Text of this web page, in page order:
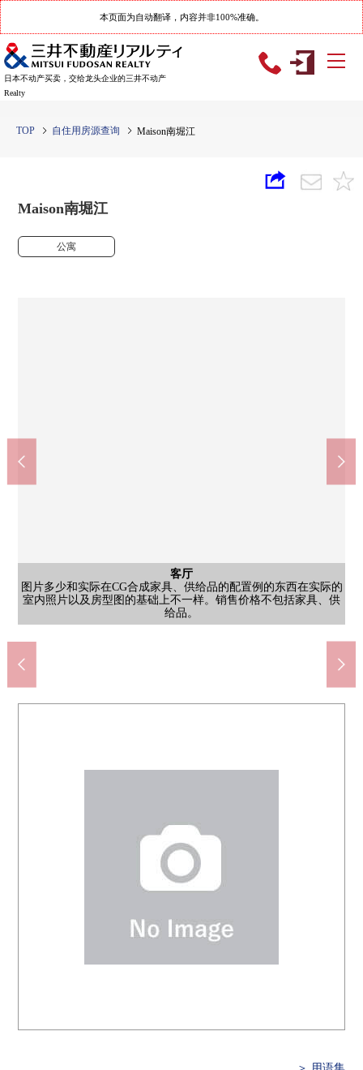
本页面为自动翻译，内容并非100%准确。
日本不动产买卖，交给龙头企业的三井不动产
Realty
TOP 自住用房源查询 Maison南堀江
Maison南堀江
公寓
客厅
图片多少和实际在CG合成家具、供给品的配置例的东西在实际的
室内照片以及房型图的基础上不一样。销售价格不包括家具、供
给品。
外观
大阪Metro千日前线西长堀站步行5分钟
院子
专用院子、有露天的2LDK住戸
院子
专用院子、有露天的2LDK住戸
客厅
图片，在实际的室内照片以及房型图的基础上，是在CG重新显现
的"空房翻新"，并且多少和实际不一样。
厨房
会话兴奋起来的开放式厨房。
洗脸
对盥洗台，有存储空间。
公共汽车
公共汽车
厕所
厕所
室内
图片多少和实际在CG合成家具、供给品的配置例的东西在实际的
室内照片以及房型图的基础上不一样。销售价格不包括家具、供
给品。
室内
图片，在实际的室内照片以及房型图的基础上，是在CG重新显现
的"空房翻新"，并且多少和实际不一样。
室内
约5.6张塌塌米西式房间。有壁橱。
室内
约5.6张塌塌米西式房间。有壁橱。
门口
门口
入口
入口
共有部分
名牌
外观
外观
外观
外观
停车场
停车场
停车场
自行车停放处
共有部分
共有部分
其他
日吉中学